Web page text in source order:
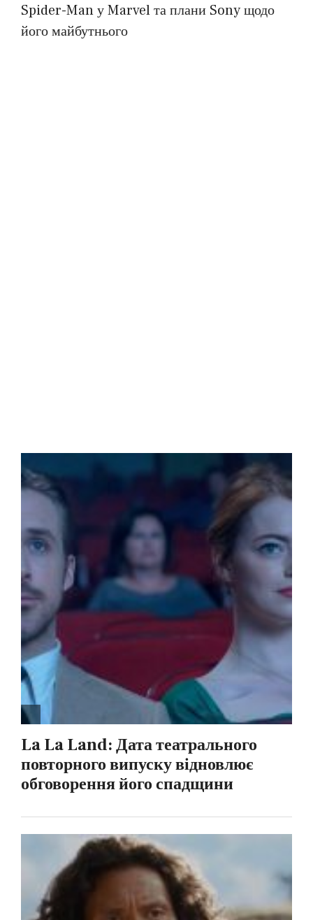
Spider-Man у Marvel та плани Sony щодо
його майбутнього